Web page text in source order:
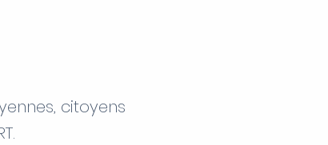
citoyens